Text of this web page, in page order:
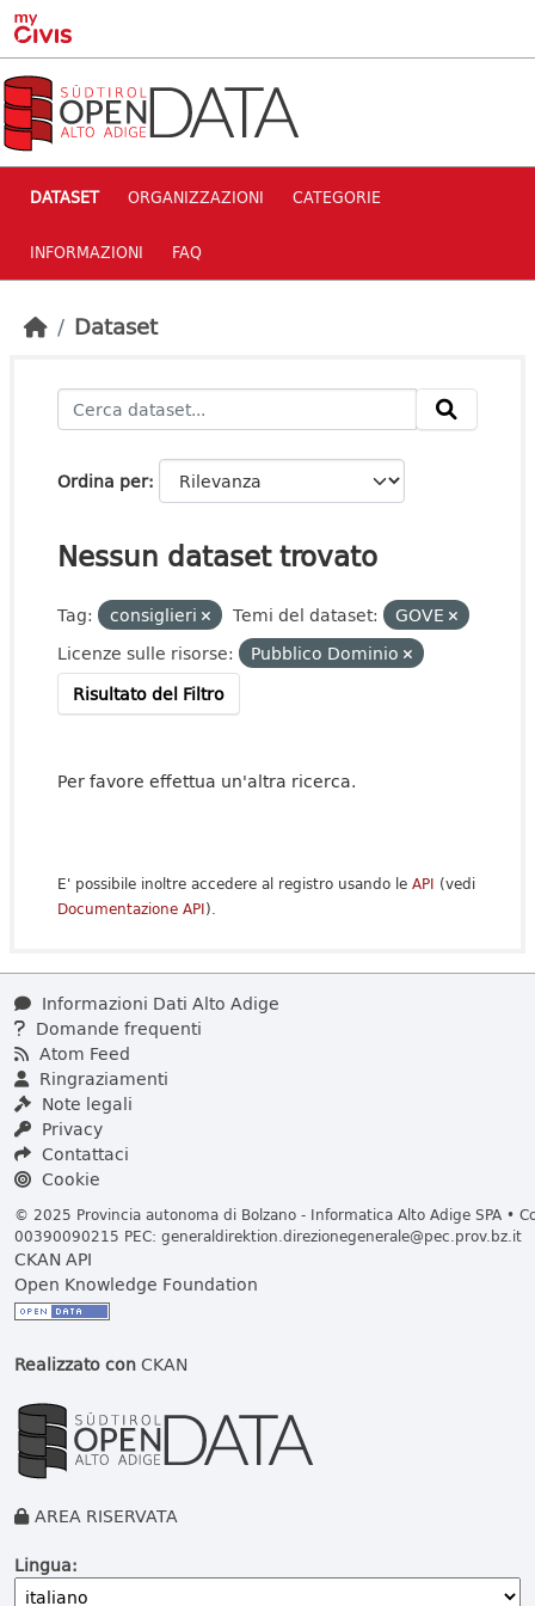
Skip to main content
DATASET ORGANIZZAZIONI CATEGORIE
INFORMAZIONI FAQ
Dataset
Ordina per
Nessun dataset trovato
Tag: consiglieri Temi del dataset:
GOVE
Licenze sulle risorse:
Pubblico Dominio
Risultato del Filtro
Per favore effettua un'altra ricerca.
E' possibile inoltre accedere al registro usando le API (vedi
Documentazione API).
Informazioni Dati Alto Adige
Domande frequenti
Atom Feed
Ringraziamenti
Note legali
Privacy
Contattaci
Cookie
© 2025 Provincia autonoma di Bolzano - Informatica Alto Adige SPA •
00390090215 PEC: generaldirektion.direzionegenerale@pec.prov.bz.it
CKAN API
Open Knowledge Foundation
Realizzato conCKAN
AREA RISERVATA
Lingua